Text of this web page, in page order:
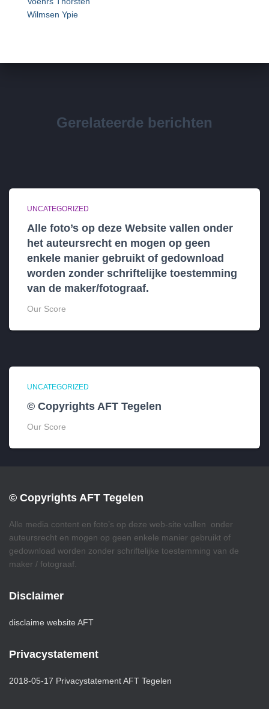
Wilmsen Ypie
Gerelateerde berichten
UNCATEGORIZED
Alle foto’s op deze Website vallen onder
het auteursrecht en mogen op geen
enkele manier gebruikt of gedownload
worden zonder schriftelijke toestemming
van de maker/fotograaf.
Our Score
UNCATEGORIZED
© Copyrights AFT Tegelen
Our Score
© Copyrights AFT Tegelen
Alle media content en foto’s op deze web-site vallen onder
auteursrecht en mogen op geen enkele manier gebruikt of
gedownload worden zonder schriftelijke toestemming van de
maker / fotograaf.
Disclaimer
disclaime website AFT
Privacystatement
2018-05-17 Privacystatement AFT Tegelen